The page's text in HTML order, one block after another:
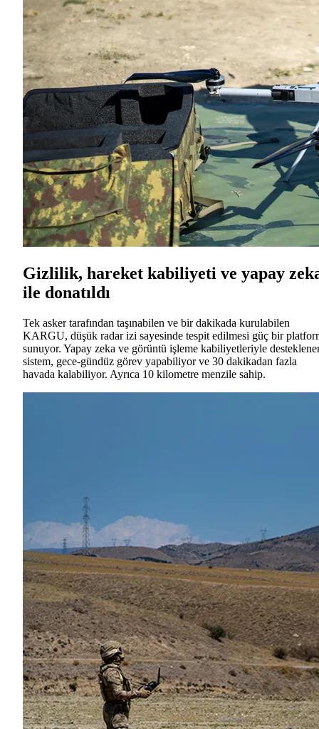
Gizlilik, hareket kabiliyeti ve yapay
ile donatıldı
Tek asker tarafından taşınabilen ve bir dakikada kurulabilen
KARGU, düşük radar izi sayesinde tespit edilmesi güç bir
sunuyor. Yapay zeka ve görüntü işleme kabiliyetleriyle
sistem, gece-gündüz görev yapabiliyor ve 30 dakikadan fazla
havada kalabiliyor. Ayrıca 10 kilometre menzile sahip.